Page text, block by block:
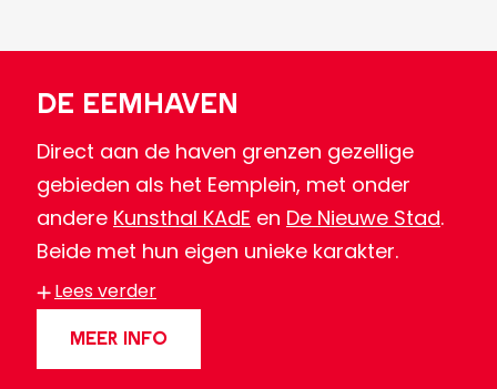
De Eemhaven
Direct aan de haven grenzen gezellige
gebieden als het Eemplein, met onder
andere Kunsthal KAdE en De Nieuwe Stad.
Beide met hun eigen unieke karakter.
Ook loop je vanaf de haven zo onder de
Koppelpoort door, het oude Middeleeuwse
centrum van Amersfoort in. Heb je meer
Lees verder
MEER INFO